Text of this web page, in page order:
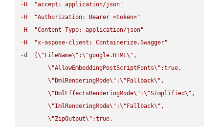
- H
"accept: application/json"
- H
"Authorization: Bearer <token>"
- H
"Content-Type: application/json"
- H
"x-aspose-client: Containerize.Swagger"
-d "{\" FileName\" :\"google.HTML\" ,
\"AllowEmbeddingPostScriptFonts\" :true,
\" DmlRenderingMode\" :\" Fallback\" ,
\" DmlEffectsRenderingMode\" :\"Simplified\" ,
\"ImlRenderingMode\" :\" Fallback\" ,
\"ZipOutput\" :true,